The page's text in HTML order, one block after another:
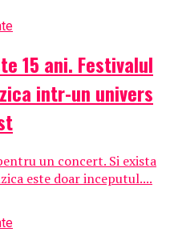
15 ani. Festivalul
intr-un univers
un concert. Si exista
este doar inceputul....